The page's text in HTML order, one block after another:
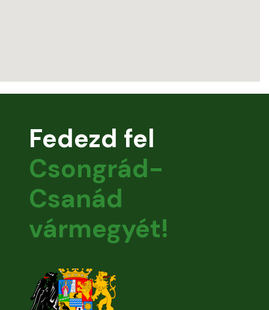
Fedezd fel
Csongrád-
Csanád
vármegyét!